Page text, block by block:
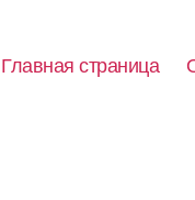
Главная страница